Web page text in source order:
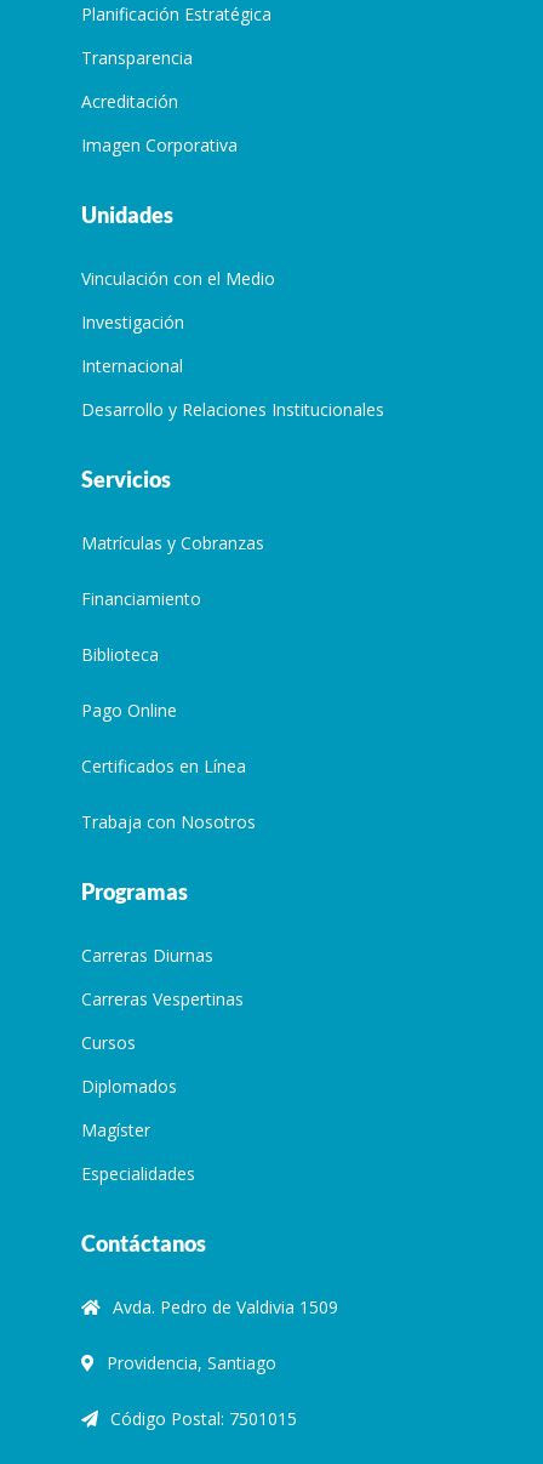
Planificación Estratégica
Transparencia
Acreditación
Imagen Corporativa
Unidades
Vinculación con el Medio
Investigación
Internacional
Desarrollo y Relaciones Institucionales
Servicios
Matrículas y Cobranzas
Financiamiento
Biblioteca
Pago Online
Certificados en Línea
Trabaja con Nosotros
Programas
Carreras Diurnas
Carreras Vespertinas
Cursos
Diplomados
Magíster
Especialidades
Contáctanos
Avda. Pedro de Valdivia 1509
Providencia, Santiago
Código Postal: 7501015